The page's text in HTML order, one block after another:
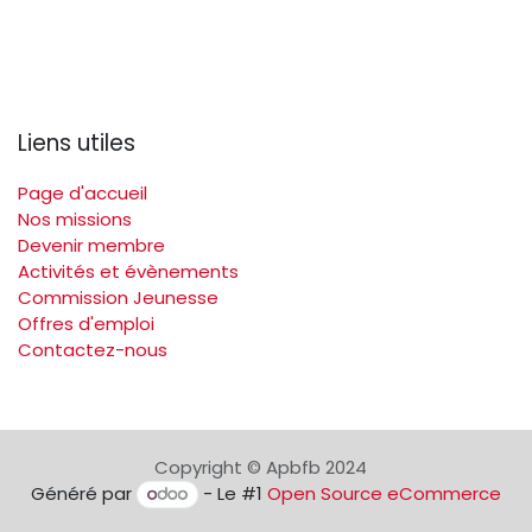
Liens utiles
Page d'accueil
Nos missions
Devenir membre
Activités et évènements
Commission Jeunesse
Offres d'emploi
Contactez-nous
Copyright © Apbfb 2024
Généré par
- Le #1 Open Source eCommerce